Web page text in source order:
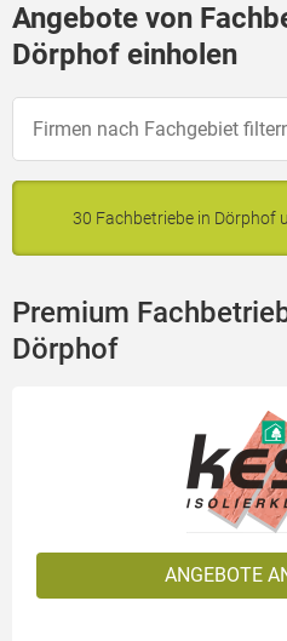
Angebote von
Dörphof einholen
30 Fachbetriebe in Dörphof
Premium
Dörphof
ANGEBOTE